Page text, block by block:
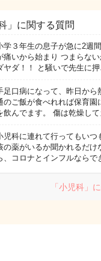
」に関する質問
学３年生の息子が急に2週
痛いから始まり つまらな
ヤダ！！ と騒いで先生に
足口病になって、昨日か
のご飯が食べれれば保育
飲んでます。 傷は乾燥し
児科に連れて行ってもいつ
の薬がいるか聞かれるだけ
、コロナとインフルなら
「小児科」